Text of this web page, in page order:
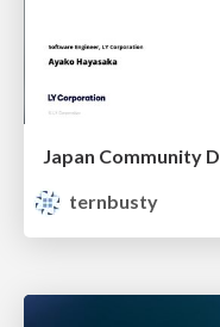
ternbusty